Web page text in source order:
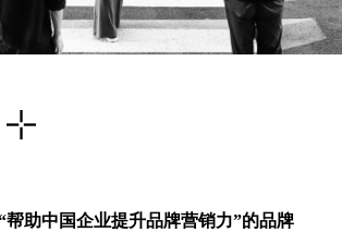
帮助中国企业提升品牌营销⼒”的品牌